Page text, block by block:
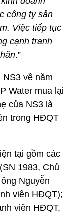
công ty sản
Việc tiếp tục
cạnh tranh
.”
về năm
Water mua lại
của NS3 là
trong HĐQT
tại gồm các
1983, Chủ
Nguyễn
viên HĐQT);
viên HĐQT,